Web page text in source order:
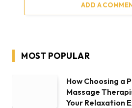
ADD A
MOST POPULAR
How Choosing a
Massage
Your Relaxation